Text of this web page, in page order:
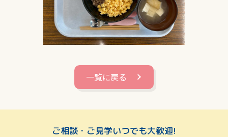
一覧に戻る
ご相談・ご見学いつでも大歓迎!